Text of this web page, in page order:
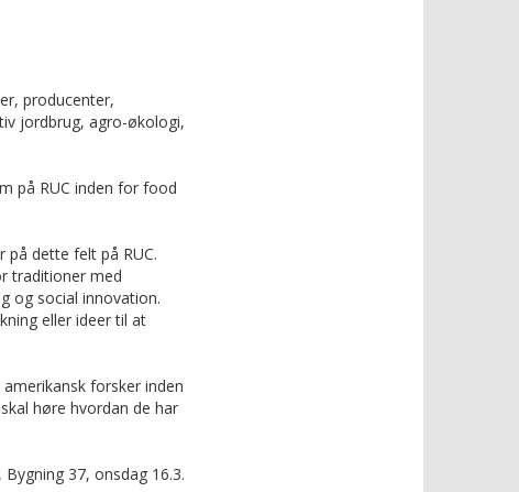
producenter,
jordbrug, agro-økologi,
på RUC inden for food
dette felt på RUC.
traditioner med
og social innovation.
eller ideer til at
forsker inden
høre hvordan de har
37, onsdag 16.3.